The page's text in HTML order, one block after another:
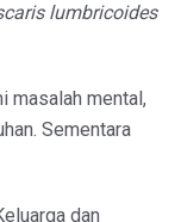
lumbricoides
masalah mental,
Sementara
dan